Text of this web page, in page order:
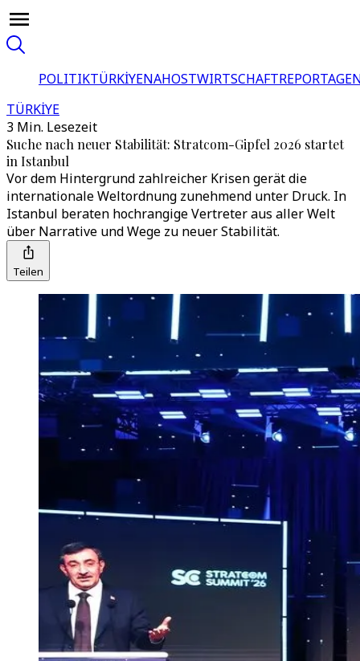
POLITIKTÜRKİYENAHOSTWIRTSCHAFT
TÜRKİYE
3 Min. Lesezeit
Suche nach neuer Stabilität: Stratcom-Gipfel 2026 startet
in Istanbul
Vor dem Hintergrund zahlreicher Krisen gerät die
internationale Weltordnung zunehmend unter Druck. In
Istanbul beraten hochrangige Vertreter aus aller Welt
über Narrative und Wege zu neuer Stabilität.
Teilen